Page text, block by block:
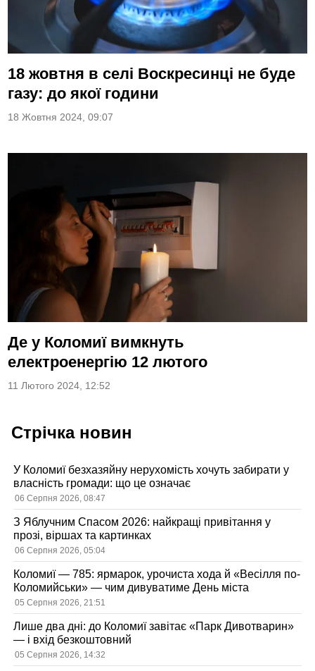
18 жовтня в селі Воскресинці не буде
газу: до якої години
18 Жовтня 2024, 09:07
Де у Коломиї вимкнуть
електроенергію 12 лютого
11 Лютого 2024, 12:52
Стрічка новин
У Коломиї безхазяйну нерухомість хочуть забирати у
власність громади: що це означає
06 Серпня 2026, 08:47
З Яблучним Спасом 2026: найкращі привітання у
прозі, віршах та картинках
06 Серпня 2026, 05:04
Коломиї — 785: ярмарок, урочиста хода й «Весілля по-
Коломийськи» — чим дивуватиме День міста
05 Серпня 2026, 21:51
Лише два дні: до Коломиї завітає «Парк Дивотварин»
— і вхід безкоштовний
05 Серпня 2026, 14:32